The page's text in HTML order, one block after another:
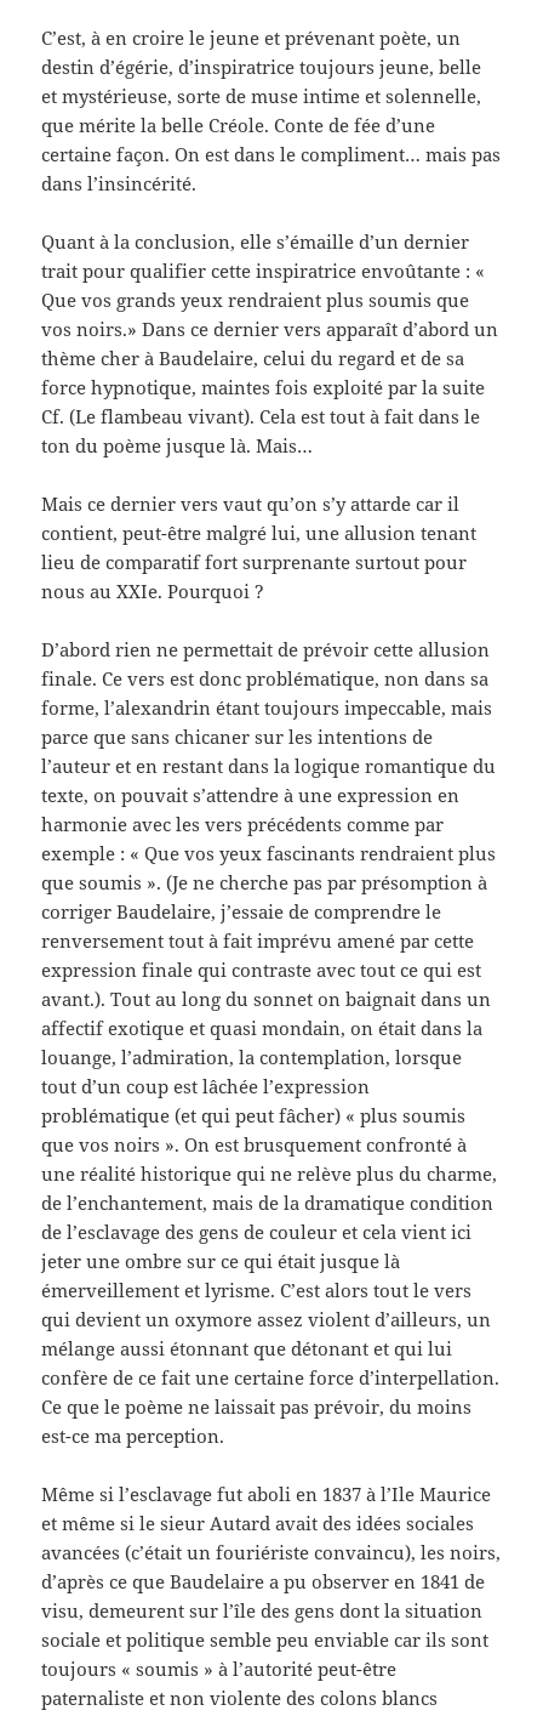
C’est, à en croire le jeune et prévenant poète, un
destin d’égérie, d’inspiratrice toujours jeune, belle
et mystérieuse, sorte de muse intime et solennelle,
que mérite la belle Créole. Conte de fée d’une
certaine façon. On est dans le compliment… mais pas
dans l’insincérité.
Quant à la conclusion, elle s’émaille d’un dernier
trait pour qualifier cette inspiratrice envoûtante : «
Que vos grands yeux rendraient plus soumis que
vos noirs.» Dans ce dernier vers apparaît d’abord un
thème cher à Baudelaire, celui du regard et de sa
force hypnotique, maintes fois exploité par la suite
Cf. (Le flambeau vivant). Cela est tout à fait dans le
ton du poème jusque là. Mais…
Mais ce dernier vers vaut qu’on s’y attarde car il
contient, peut-être malgré lui, une allusion tenant
lieu de comparatif fort surprenante surtout pour
nous au XXIe. Pourquoi ?
D’abord rien ne permettait de prévoir cette allusion
finale. Ce vers est donc problématique, non dans sa
forme, l’alexandrin étant toujours impeccable, mais
parce que sans chicaner sur les intentions de
l’auteur et en restant dans la logique romantique du
texte, on pouvait s’attendre à une expression en
harmonie avec les vers précédents comme par
exemple : « Que vos yeux fascinants rendraient plus
que soumis ». (Je ne cherche pas par présomption à
corriger Baudelaire, j’essaie de comprendre le
renversement tout à fait imprévu amené par cette
expression finale qui contraste avec tout ce qui est
avant.). Tout au long du sonnet on baignait dans un
affectif exotique et quasi mondain, on était dans la
louange, l’admiration, la contemplation, lorsque
tout d’un coup est lâchée l’expression
problématique (et qui peut fâcher) « plus soumis
que vos noirs ». On est brusquement confronté à
une réalité historique qui ne relève plus du charme,
de l’enchantement, mais de la dramatique condition
de l’esclavage des gens de couleur et cela vient ici
jeter une ombre sur ce qui était jusque là
émerveillement et lyrisme. C’est alors tout le vers
qui devient un oxymore assez violent d’ailleurs, un
mélange aussi étonnant que détonant et qui lui
confère de ce fait une certaine force d’interpellation.
Ce que le poème ne laissait pas prévoir, du moins
est-ce ma perception.
Même si l’esclavage fut aboli en 1837 à l’Ile Maurice
et même si le sieur Autard avait des idées sociales
avancées (c’était un fouriériste convaincu), les noirs,
d’après ce que Baudelaire a pu observer en 1841 de
visu, demeurent sur l’île des gens dont la situation
sociale et politique semble peu enviable car ils sont
toujours « soumis » à l’autorité peut-être
paternaliste et non violente des colons blancs